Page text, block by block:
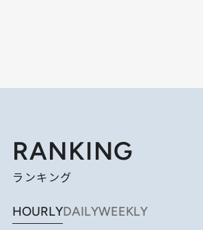
RANKING
ランキング
HOURLYDAILYWEEKLY